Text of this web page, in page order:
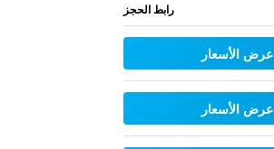
رابط الحجز
عرض الأسعار
عرض الأسعار